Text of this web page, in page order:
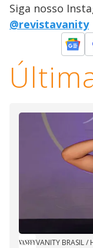
Siga nosso
@revistavanity
VANITY BRASIL/